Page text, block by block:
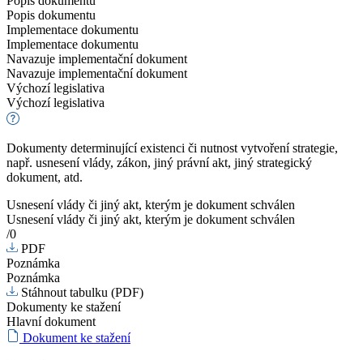
Popis dokumentu
Implementace dokumentu
Implementace dokumentu
Navazuje implementační dokument
Navazuje implementační dokument
Výchozí legislativa
Výchozí legislativa
Dokumenty determinující existenci či nutnost vytvoření strategie,
např. usnesení vlády, zákon, jiný právní akt, jiný strategický
dokument, atd.
Usnesení vlády či jiný akt, kterým je dokument schválen
Usnesení vlády či jiný akt, kterým je dokument schválen
/0
PDF
Poznámka
Poznámka
Stáhnout tabulku (PDF)
Dokumenty ke stažení
Hlavní dokument
Dokument ke stažení